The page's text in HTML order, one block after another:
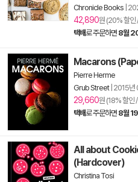
Chronicle Books
42,890원 (20% 할인
택배로 주문하면 8월
Macarons
Pierre Herme
Grub Street| 2015년
29,660원 (18% 할인
택배로 주문하면 8월
All about
(Hardcover)
Christina Tosi